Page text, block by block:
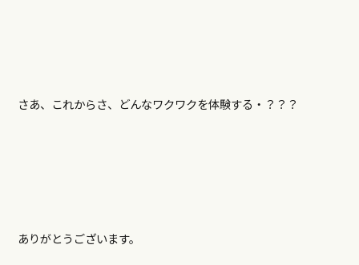
さあ、これからさ、どんなワクワクを体験する・？？？
ありがとうございます。